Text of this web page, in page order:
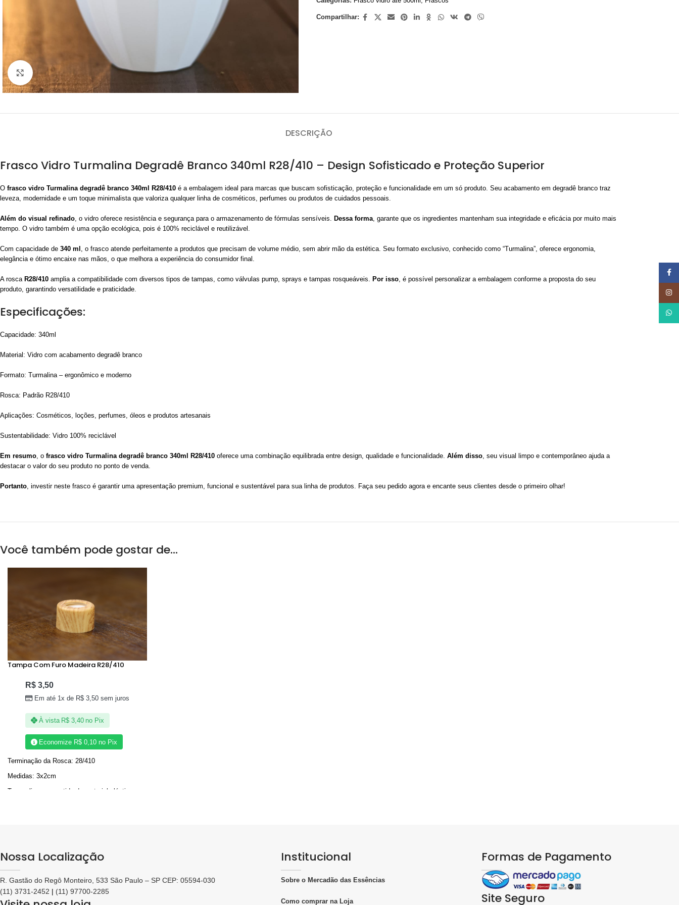
Clique para ampliar
Compartilhar:
DESCRIÇÃO
Frasco Vidro Turmalina Degradê Branco 340ml R28/410 – Design Sofisticado e Proteção Superior
O frasco vidro Turmalina degradê branco 340ml R28/410 é a embalagem ideal para marcas que buscam sofisticação, proteção e funcionalidade em um só produto. Seu acabamento em degradê branco traz
leveza, modernidade e um toque minimalista que valoriza qualquer linha de cosméticos, perfumes ou produtos de cuidados pessoais.
Além do visual refinado , o vidro oferece resistência e segurança para o armazenamento de fórmulas sensíveis. Dessa forma , garante que os ingredientes mantenham sua integridade e eficácia por muito mais
tempo. O vidro também é uma opção ecológica, pois é 100% reciclável e reutilizável.
Com capacidade de 340 ml
, o frasco atende perfeitamente a produtos que precisam de volume médio, sem abrir mão da estética. Seu formato exclusivo, conhecido como “Turmalina”, oferece ergonomia,
elegância e ótimo encaixe nas mãos, o que melhora a experiência do consumidor final.
A rosca R28/410 amplia a compatibilidade com diversos tipos de tampas, como válvulas pump, sprays e tampas rosqueáveis. Por isso , é possível personalizar a embalagem conforme a proposta do seu
produto, garantindo versatilidade e praticidade.
Especificações:
Capacidade: 340ml
Material: Vidro com acabamento degradê branco
Formato: Turmalina – ergonômico e moderno
Rosca: Padrão R28/410
Aplicações: Cosméticos, loções, perfumes, óleos e produtos artesanais
Sustentabilidade: Vidro 100% reciclável
Em resumo , o frasco vidro Turmalina degradê branco 340ml R28/410 oferece uma combinação equilibrada entre design, qualidade e funcionalidade. Além disso , seu visual limpo e contemporâneo ajuda a
destacar o valor do seu produto no ponto de venda.
Portanto , investir neste frasco é garantir uma apresentação premium, funcional e sustentável para sua linha de produtos. Faça seu pedido agora e encante seus clientes desde o primeiro olhar!
Você também pode gostar de…
Tampa Com Furo Madeira R28/410
R$3,50
Em até 1x de R$3,50sem juros
À vista R$ 3,40 no Pix
Economize R$0,10no Pix
Terminação da Rosca: 28/410
Medidas: 3x2cm
Tampa lisa e revestida de material plástico na
Nossa Localização
R. Gastão do Regô Monteiro, 533 São Paulo – SP CEP: 05594-030
(11) 3731-2452 | (11) 97700-2285
Institucional
Sobre o Mercadão das Essências
Como comprar na Loja
Formas de Pagamento
Site Seguro